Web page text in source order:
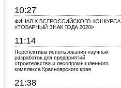
10:27
ФИНАЛ X ВСЕРОССИЙСКОГО КОНКУРСА
«ТОВАРНЫЙ ЗНАК ГОДА 2020»
11:14
Перспективы использования научных
разработок для предприятий
строительства и лесопромышленного
комплекса Красноярского края
21:38